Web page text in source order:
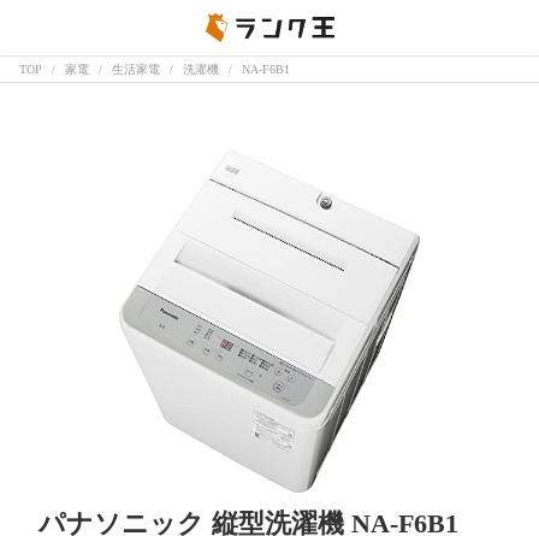
TOP 家電 生活家電 洗濯機 NA-F6B1
パナソニック 縦型洗濯機 NA-F6B1